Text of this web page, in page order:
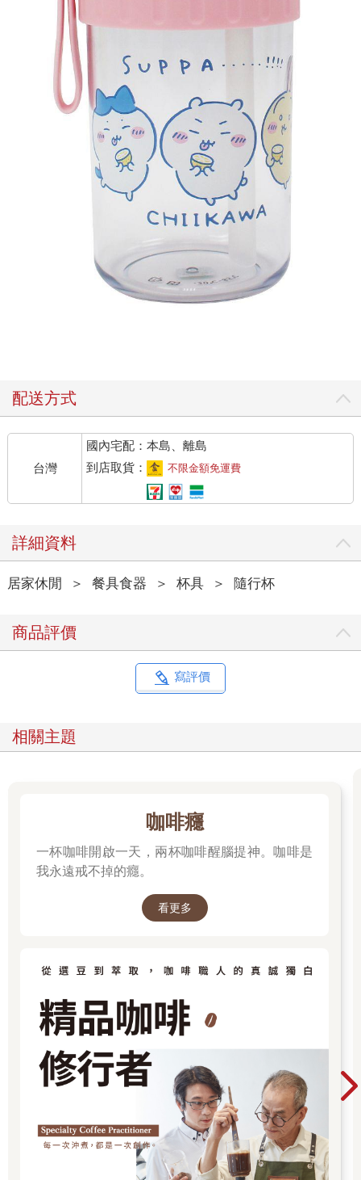
配送方式
台灣
國內宅配：本島、離島
到店取貨：
不限金額免運費
詳細資料
居家休閒 ＞ 餐具食器 ＞ 杯具 ＞ 隨行杯
商品評價
寫評價
相關主題
咖啡癮
一杯咖啡開啟一天，兩杯咖啡醒腦提神。咖啡是
我永遠戒不掉的癮。
看更多